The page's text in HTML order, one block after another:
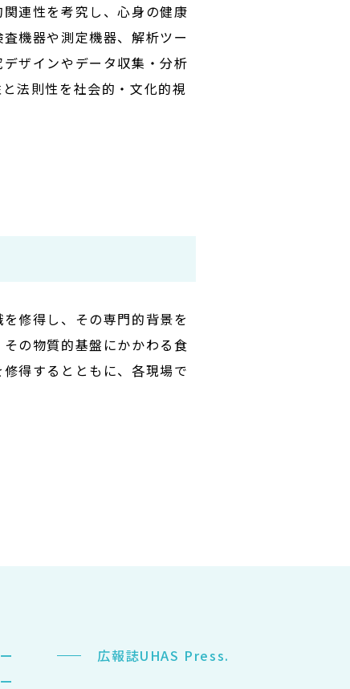
連性を考究し、心身の健康
機器や測定機器、解析ツー
ザインやデータ収集・分析
法則性を社会的・文化的視
修得し、その専門的背景を
の物質的基盤にかかわる食
得するとともに、各現場で
広報誌UHAS Press.